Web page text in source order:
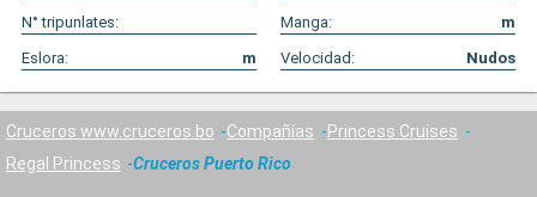
N° tripunlates:
Manga:
m
Eslora:
m Velocidad: Nudos
Cruceros www.cruceros.bo Compañías
Princess Cruises
Regal Princess
Cruceros Puerto Rico